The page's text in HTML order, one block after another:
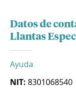
Datos de
Llantas
Ayuda
NIT: 8301068540